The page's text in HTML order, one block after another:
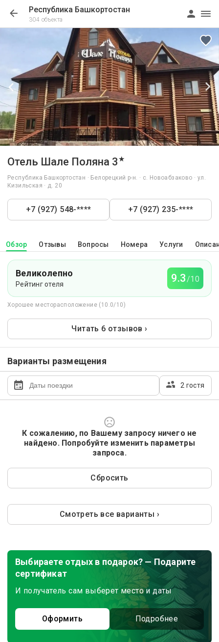
Республика Башкортостан
304 объекта
Отель Шале Поляна 3★
Республика Башкортостан · Белорецкий р-н. · с. Новоабзаково · ул.
Кизильская · д. 20
+7 (927) 548-**** +7 (927) 235-****
Обзор Отзывы Вопросы Номера Услуги
Великолепно
Рейтинг отеля 9.3/10
Хорошее месторасположение (10.0/10)
Читать 6 отзывов ›
Варианты размещения
2 гостя
К сожалению, по Вашему запросу ничего не
найдено. Попробуйте изменить параметры
запроса.
Сбросить
Смотреть все варианты ›
Выбираете отдых в подарок? — Подарите
сертификат
И получатель сам выберет место и даты
Оформить Подробнее